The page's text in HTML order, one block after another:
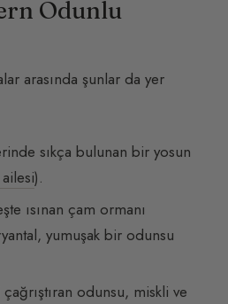
Odunlu
arasında şunlar da yer
sıkça bulunan bir yosun
).
ısınan çam ormanı
yumuşak bir odunsu
çağrıştıran odunsu, miskli ve